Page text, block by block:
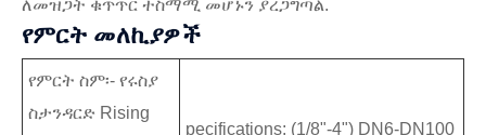
ለመዝጋት ቁጥጥር ተስማሚ መሆኑን ያረጋግጣል.
የምርት መለኪያዎች
የምርት ስም፡- የሩስያ
ስታንዳርድ Rising
pecifications: (1/8"-4") DN6-DN100